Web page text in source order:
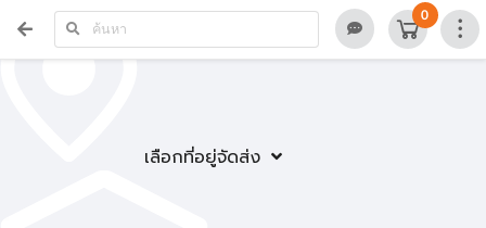
เลือกที่อยู่จัดส่ง
0